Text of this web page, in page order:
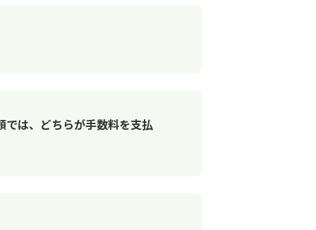
では、どちらが手数料を支払